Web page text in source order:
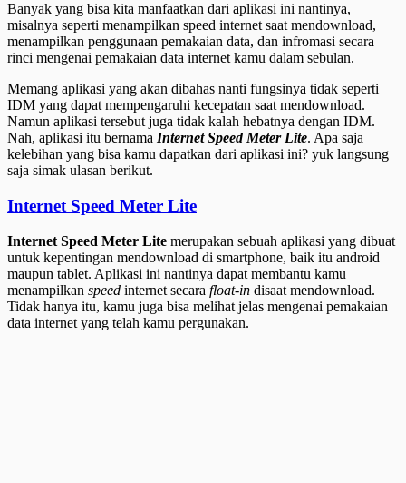
Banyak yang bisa kita manfaatkan dari aplikasi ini nantinya,
misalnya seperti menampilkan speed internet saat mendownload,
menampilkan penggunaan pemakaian data, dan infromasi secara
rinci mengenai pemakaian data internet kamu dalam sebulan.
Memang aplikasi yang akan dibahas nanti fungsinya tidak seperti
IDM yang dapat mempengaruhi kecepatan saat mendownload.
Namun aplikasi tersebut juga tidak kalah hebatnya dengan IDM.
Nah, aplikasi itu bernama Internet Speed Meter Lite. Apa saja
kelebihan yang bisa kamu dapatkan dari aplikasi ini? yuk langsung
saja simak ulasan berikut.
Internet Speed Meter Lite
Internet Speed Meter Lite merupakan sebuah aplikasi yang dibuat
untuk kepentingan mendownload di smartphone, baik itu android
maupun tablet. Aplikasi ini nantinya dapat membantu kamu
menampilkan speed internet secara float-in disaat mendownload.
Tidak hanya itu, kamu juga bisa melihat jelas mengenai pemakaian
data internet yang telah kamu pergunakan.